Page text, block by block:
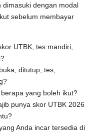
dimasuki dengan modal
sebelum membayar
UTBK, tes mandiri,
ditutup, tes,
yang boleh ikut?
punya skor UTBK 2026
Anda incar tersedia di